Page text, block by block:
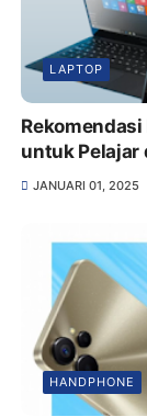
LAPTOP
untuk Pelajar
JANUARI 01, 2025
HANDPHONE